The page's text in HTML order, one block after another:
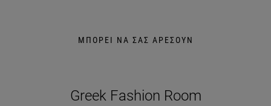
ΜΠΟΡΕΙ ΝΑ ΣΑΣ ΑΡΕΣΟΥΝ
Greek Fashion Room